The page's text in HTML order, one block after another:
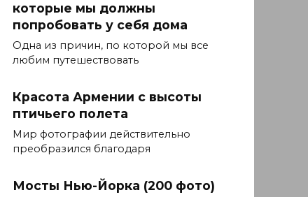
которые мы должны
попробовать у себя дома
Одна из причин, по которой мы все
любим путешествовать
Красота Армении с высоты
птичьего полета
Мир фотографии действительно
преобразился благодаря
Мосты Нью-Йорка (200 фото)